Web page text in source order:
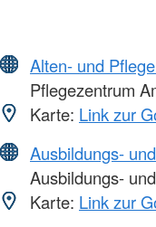
Alten- und
Pflegezentrum
Karte: Link zur
Ausbildungs-
Ausbildungs-
Karte: Link zur